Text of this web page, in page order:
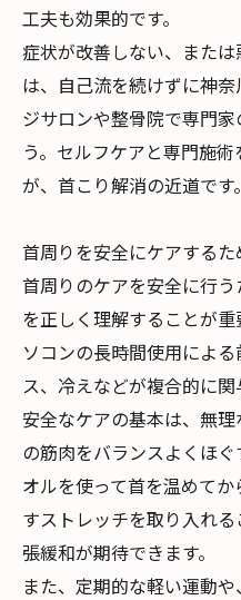
工夫も効果的です。
症状が改善しない、また
は、自己流を続けずに神
ジサロンや整骨院で専門
う。セルフケアと専門施
が、首こり解消の近道です。
首周りを安全にケアする
首周りのケアを安全に行
を正しく理解することが
ソコンの長時間使用によ
ス、冷えなどが複合的に関
安全なケアの基本は、無
の筋肉をバランスよくほ
オルを使って首を温めて
すストレッチを取り入れ
張緩和が期待できます。
また、定期的な軽い運動